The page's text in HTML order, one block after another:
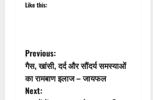
Like this:
P
o
Previous:
गैस, खांसी, दर्द और सौंदर्य समस्याओं
का रामबाण इलाज – जायफल
Next: